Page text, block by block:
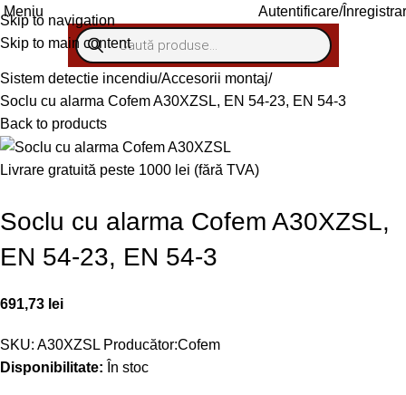
Skip to navigation
Skip to main content
Meniu Autentificare/
Sistem detectie incendiu Accesorii montaj
Soclu cu alarma Cofem A30XZSL, EN 54-23, EN 54-3
Back to products
Livrare gratuită peste 1000 lei (fără TVA)
Soclu cu alarma Cofem A30XZSL,
EN 54-23, EN 54-3
691,73 lei
SKU: A30XZSL Producător:Cofem
Disponibilitate: În stoc